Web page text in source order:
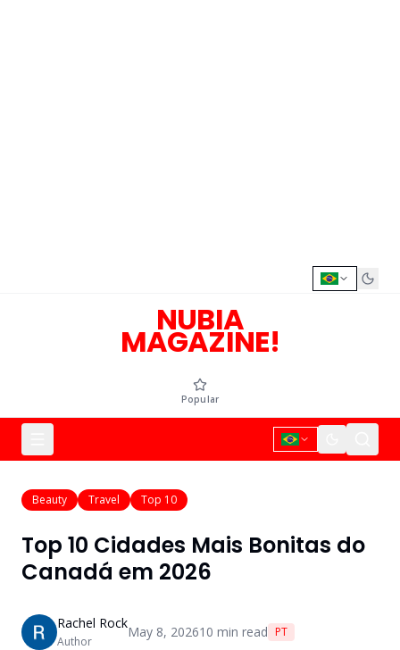
NUBIA
MAGAZINE!
Popular
Beauty Travel Top 10
Top 10 Cidades Mais Bonitas do
Canadá em 2026
Rachel Rock
Author
May 8, 202610 min read PT